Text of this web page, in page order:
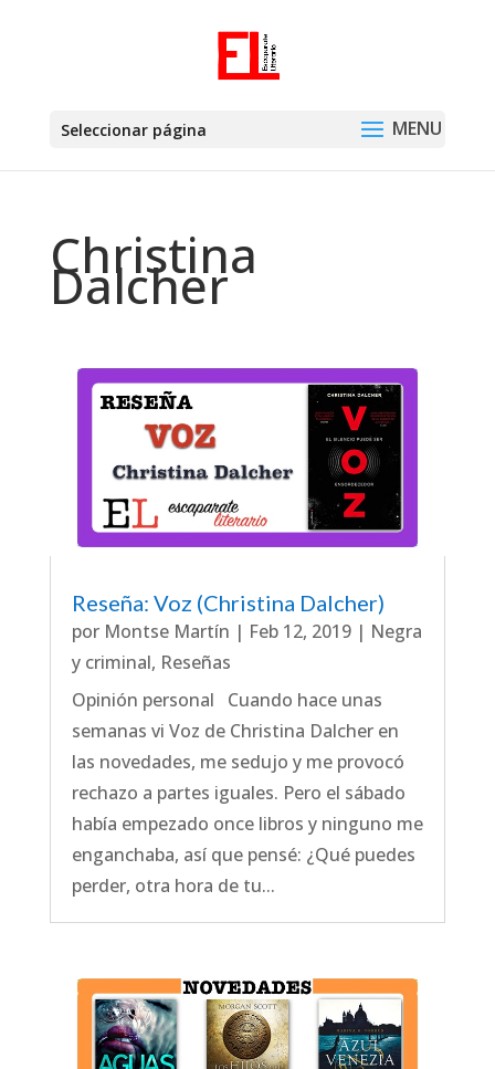
Seleccionar página
Christina
Dalcher
Reseña: Voz (Christina Dalcher)
por Montse Martín | Feb 12, 2019| Negra
y criminal, Reseñas
Opinión personal Cuando hace unas
semanas vi Voz de Christina Dalcher en
las novedades, me sedujo y me provocó
rechazo a partes iguales. Pero el sábado
había empezado once libros y ninguno me
enganchaba, así que pensé: ¿Qué puedes
perder, otra hora de tu...